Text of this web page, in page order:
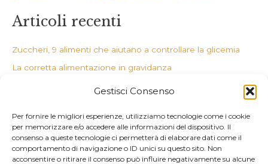
Gestisci Consenso
Per fornire le migliori esperienze, utilizziamo tecnologie come i cookie
per memorizzare e/o accedere alle informazioni del dispositivo. Il
consenso a queste tecnologie ci permetterà di elaborare dati come il
comportamento di navigazione o ID unici su questo sito. Non
acconsentire o ritirare il consenso può influire negativamente su alcune
Articoli recenti
Zuccheri, 9 alimenti che aiutano a controllare la glicemia
La corretta alimentazione in gravidanza
Il potere degli estratti
Dieci alternative alla farina 00
Commenti recenti